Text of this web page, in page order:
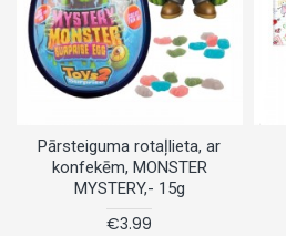
Pārsteiguma rotaļlieta, ar
konfekēm, MONSTER
MYSTERY,- 15g
€3.99